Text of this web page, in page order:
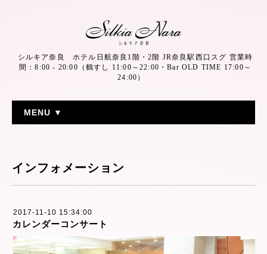
シルキア奈良 ホテル日航奈良1階・2階 JR奈良駅西口スグ 営業時
間：8:00 - 20:00（鶴すし 11:00～22:00・Bar OLD TIME 17:00～
24:00）
MENU ▼
インフォメーション
2017-11-10 15:34:00
カレンダーコンサート